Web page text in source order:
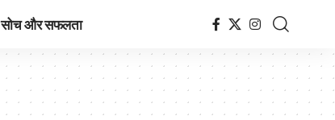
सोच और सफलता